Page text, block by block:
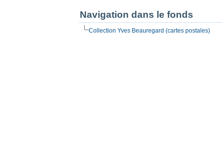
Navigation dans le fonds
Collection Yves Beauregard (cartes postales)